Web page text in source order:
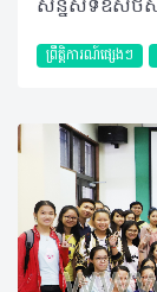
ព្រឹត្តិការណ៍ផ្សេងៗ